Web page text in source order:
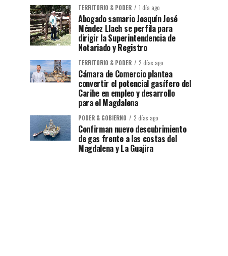
TERRITORIO & PODER 1 día ago
Abogado samario Joaquín José
Méndez Llach se perfila para
dirigir la Superintendencia de
Notariado y Registro
TERRITORIO & PODER 2 días ago
Cámara de Comercio plantea
convertir el potencial gasífero del
Caribe en empleo y desarrollo
para el Magdalena
PODER & GOBIERNO 2 días ago
Confirman nuevo descubrimiento
de gas frente a las costas del
Magdalena y La Guajira